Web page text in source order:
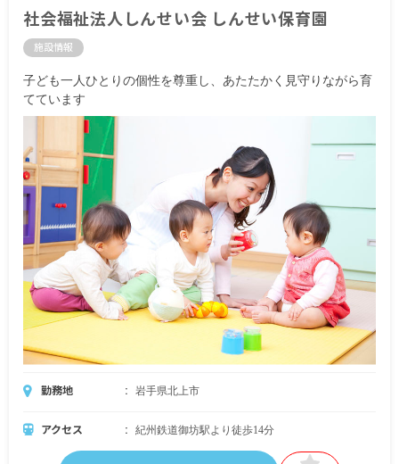
社会福祉法人しんせい会 しんせい保育園
施設情報
子ども一人ひとりの個性を尊重し、あたたかく見守りながら育
てています
勤務地 岩手県北上市
アクセス 紀州鉄道御坊駅より徒歩14分